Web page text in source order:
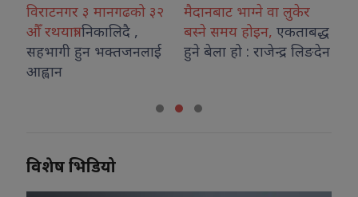
३२
मैदानबाट भाग्ने वा लुकेर
बस्ने समय होइन,
एकताबद्ध
हुने बेला हो : राजेन्द्र लिङदेन
अनुगमन टोली बजारमा,
अनावश्यक ग्यास भण्डारण
गरे कानुनी कारबाही :
विशेष भिडियो